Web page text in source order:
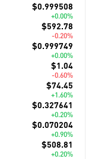
$0.999508
+0.00%
$592.78
-0.20%
$0.999749
+0.00%
$1.04
-0.60%
$74.45
+1.60%
$0.327641
+0.20%
$0.070204
+0.90%
$508.81
+0.20%